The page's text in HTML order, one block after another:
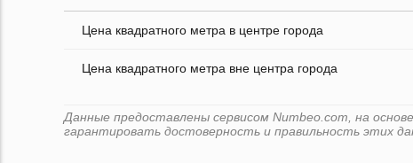
Цена квадратного метра в центре города
Цена квадратного метра вне центра города
Данные предоставлены сервисом Numbeo.com, на
гарантировать достоверность и правильность этих